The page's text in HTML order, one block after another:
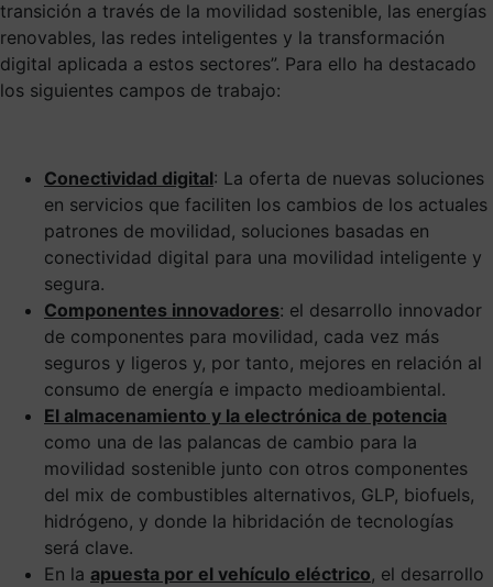
transición a través de la movilidad sostenible, las energías
renovables, las redes inteligentes y la transformación
digital aplicada a estos sectores”. Para ello ha destacado
los siguientes campos de trabajo:
Conectividad digital: La oferta de nuevas soluciones
en servicios que faciliten los cambios de los actuales
patrones de movilidad, soluciones basadas en
conectividad digital para una movilidad inteligente y
segura.
Componentes innovadores: el desarrollo innovador
de componentes para movilidad, cada vez más
seguros y ligeros y, por tanto, mejores en relación al
consumo de energía e impacto medioambiental.
El almacenamiento y la electrónica de potencia
como una de las palancas de cambio para la
movilidad sostenible junto con otros componentes
del mix de combustibles alternativos, GLP, biofuels,
hidrógeno, y donde la hibridación de tecnologías
será clave.
En la apuesta por el vehículo eléctrico, el desarrollo